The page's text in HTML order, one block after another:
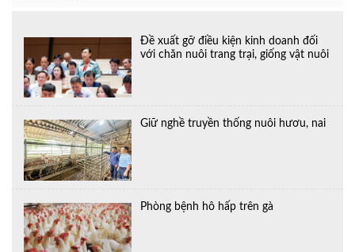
Đề xuất gỡ điều kiện kinh doanh đối
với chăn nuôi trang trại, giống vật nuôi
Giữ nghề truyền thống nuôi hươu, nai
Phòng bệnh hô hấp trên gà